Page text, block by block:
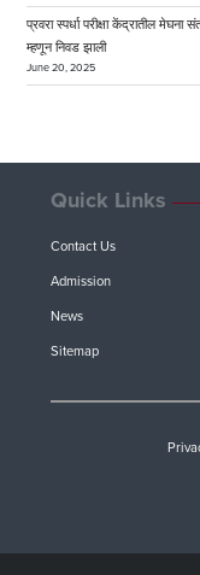
प्रवरा स्पर्धा परीक्षा केंद्रातील मेघना
म्हणून निवड झाली
June 20, 2025
Quick Links
Contact Us
Admission
News
Sitemap